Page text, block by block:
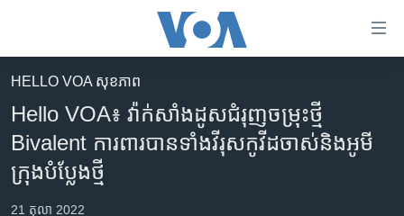
គេហទំព័រ​
រំលង​
និង​
ចូល​
ទៅ​​
ទំព័រ​
អន្តរជាតិ
អាមេរិក
HELLO VOA សុខភាព‍
Hello VOA៖ វ៉ាក់សាំង​ដូសជំរុញ​ចម្រុះ​ថ្មី
Bivalent ការពារ​បាន​ទាំង​វីរុស​កូវីដ​ចាស់​និង​អូមី
ក្រុង​បំប្លែង​ថ្មី
21 តុលា 2022